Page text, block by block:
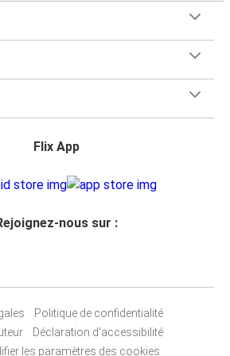
Flix App
nous sur :
Politique de confidentialité
Déclaration d'accessibilité
les paramètres des cookies